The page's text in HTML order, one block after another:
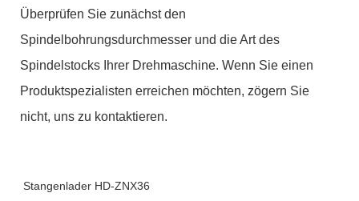
Überprüfen Sie zunächst den
Spindelbohrungsdurchmesser und die Art des
Spindelstocks Ihrer Drehmaschine. Wenn Sie einen
Produktspezialisten erreichen möchten, zögern Sie
nicht, uns zu kontaktieren.
Stangenlader HD-ZNX36